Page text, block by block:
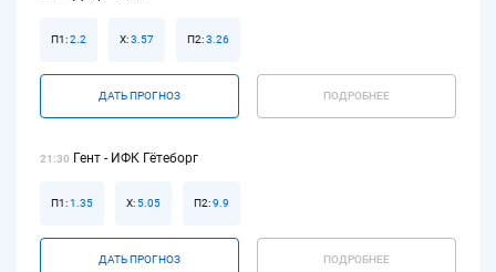
ДАТЬ ПРОГНОЗ
П1:2.2 Х:3.57 П2:3.26
ПОДРОБНЕЕ
21:30 Гент - ИФК Гётеборг
ДАТЬ ПРОГНОЗ
П1:1.35 Х:5.05 П2:9.9
ПОДРОБНЕЕ